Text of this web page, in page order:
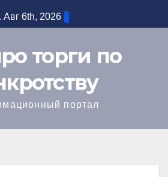
Авг 6th, 2026
торги по
портал